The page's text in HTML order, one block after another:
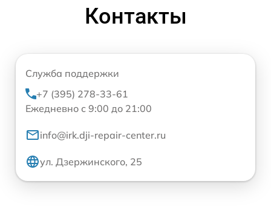
Контакты
Служба поддержки
+7 (395) 278-33-61
Ежедневно с 9:00 до 21:00
info@irk.dji-repair-center.ru
ул. Дзержинского, 25